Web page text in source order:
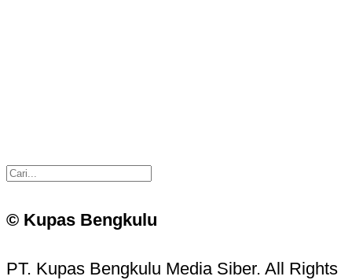
© Kupas Bengkulu
PT. Kupas Bengkulu Media Siber. All Rights